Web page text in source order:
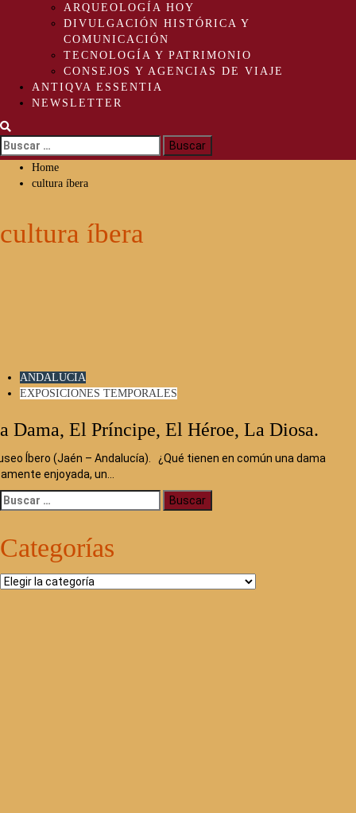
ARQUEOLOGÍA HOY
DIVULGACIÓN HISTÓRICA Y
COMUNICACIÓN
TECNOLOGÍA Y PATRIMONIO
CONSEJOS Y AGENCIAS DE VIAJE
ANTIQVA ESSENTIA
NEWSLETTER
Buscar:
Home
cultura íbera
cultura íbera
ANDALUCIA
EXPOSICIONES TEMPORALES
Dama, El Príncipe, El Héroe, La Diosa.
Íbero (Jaén – Andalucía). ¿Qué tienen en común una dama
enjoyada, un…
Buscar:
Categorías
Categorías